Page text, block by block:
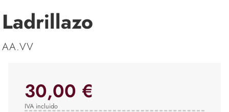
Ladrillazo
AA.VV
30,00 €
IVA incluido